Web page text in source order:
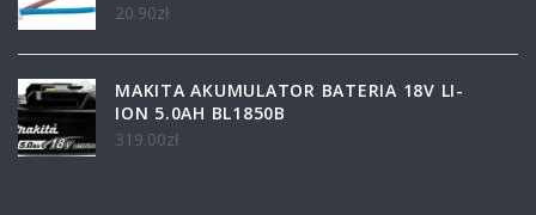
20.90zł
MAKITA AKUMULATOR BATERIA 18V LI-
ION 5.0AH BL1850B
319.00zł